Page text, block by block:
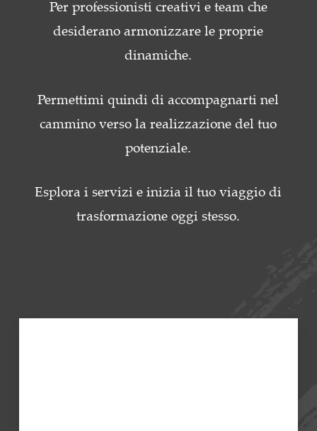
Per professionisti creativi e team che
desiderano armonizzare le proprie
dinamiche.
Permettimi quindi di accompagnarti nel
cammino verso la realizzazione del tuo
potenziale.
Esplora i servizi e inizia il tuo viaggio di
trasformazione oggi stesso.